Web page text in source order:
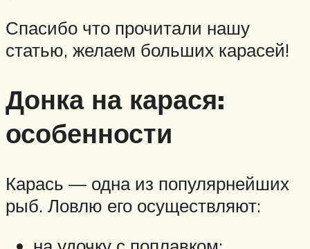
Спасибо что прочитали нашу
статью, желаем больших карасей!
Донка на карася:
особенности
Карась — одна из популярнейших
рыб. Ловлю его осуществляют: